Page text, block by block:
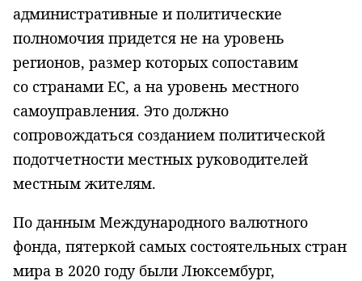
административные и политические
полномочия придется не на уровень
регионов, размер которых сопоставим
со странами ЕС, а на уровень местного
самоуправления. Это должно
сопровождаться созданием политической
подотчетности местных руководителей
местным жителям.
По данным Международного валютного
фонда, пятеркой самых состоятельных стран
мира в 2020 году были Люксембург,